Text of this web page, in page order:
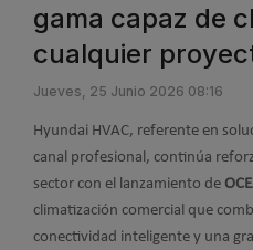
gama capaz de
cualquier
Jueves, 25 Junio 2026 08:16
Hyundai HVAC, referente en
canal profesional, continúa
sector con el lanzamiento de
climatización comercial que
conectividad inteligente y una